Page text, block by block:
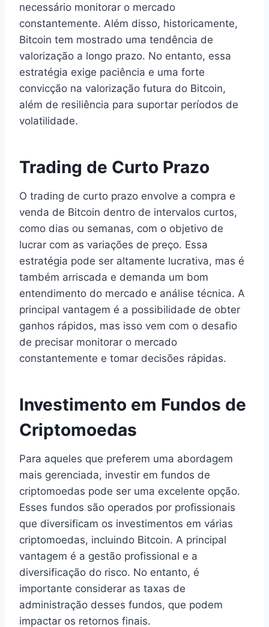
necessário monitorar o mercado
constantemente. Além disso, historicamente,
Bitcoin tem mostrado uma tendência de
valorização a longo prazo. No entanto, essa
estratégia exige paciência e uma forte
convicção na valorização futura do Bitcoin,
além de resiliência para suportar períodos de
volatilidade.
Trading de Curto Prazo
O trading de curto prazo envolve a compra e
venda de Bitcoin dentro de intervalos curtos,
como dias ou semanas, com o objetivo de
lucrar com as variações de preço. Essa
estratégia pode ser altamente lucrativa, mas é
também arriscada e demanda um bom
entendimento do mercado e análise técnica. A
principal vantagem é a possibilidade de obter
ganhos rápidos, mas isso vem com o desafio
de precisar monitorar o mercado
constantemente e tomar decisões rápidas.
Investimento em Fundos de
Criptomoedas
Para aqueles que preferem uma abordagem
mais gerenciada, investir em fundos de
criptomoedas pode ser uma excelente opção.
Esses fundos são operados por profissionais
que diversificam os investimentos em várias
criptomoedas, incluindo Bitcoin. A principal
vantagem é a gestão profissional e a
diversificação do risco. No entanto, é
importante considerar as taxas de
administração desses fundos, que podem
impactar os retornos finais.